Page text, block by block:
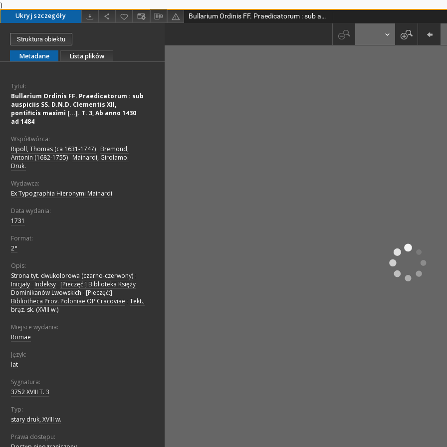
)
Ukryj szczegóły Bullarium Ordinis FF. Praedicatorum : sub auspiciis SS. D.N.D. Clementis XII, pontificis maximi [...]. T. 3, Ab anno 1430 ad 1484
Struktura obiektu
Metadane Lista plików
Tytuł:
Bullarium Ordinis FF. Praedicatorum : sub
auspiciis SS. D.N.D. Clementis XII,
pontificis maximi [...]. T. 3, Ab anno 1430
ad 1484
Współtwórca:
Ripoll, Thomas (ca 1631-1747) Bremond,
Antonin (1682-1755) Mainardi, Girolamo.
Druk.
Wydawca:
Ex Typographia Hieronymi Mainardi
Data wydania:
1731
Format:
2°
Opis:
Strona tyt. dwukolorowa (czarno-czerwony)
Inicjały Indeksy [Pieczęć:] Biblioteka Księży
Dominikanów Lwowskich
[Pieczęć:]
Bibliotheca Prov. Poloniae OP Cracoviae Tekt.,
brąz. sk. (XVIII w.)
Miejsce wydania:
Romae
Język:
lat
Sygnatura:
3752 XVIII T. 3
Typ:
stary druk, XVIII w.
Prawa dostępu: